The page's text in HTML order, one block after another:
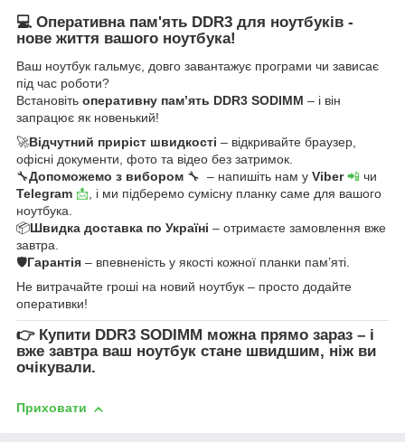
💻 Оперативна пам'ять DDR3 для ноутбуків -
нове життя вашого ноутбука!
Ваш ноутбук гальмує, довго завантажує програми чи зависає
під час роботи?
Встановіть оперативну пам’ять DDR3 SODIMM – і він
запрацює як новенький!
🚀Відчутний приріст швидкості – відкривайте браузер,
офісні документи, фото та відео без затримок.
🔧Допоможемо з вибором 🔧 – напишіть нам у Viber📲 чи
Telegram 📩 , і ми підберемо сумісну планку саме для вашого
ноутбука.
📦Швидка доставка по Україні – отримаєте замовлення вже
завтра.
🛡Гарантія – впевненість у якості кожної планки пам’яті.
Не витрачайте гроші на новий ноутбук – просто додайте
оперативки!
👉 Купити DDR3 SODIMM можна прямо зараз – і
вже завтра ваш ноутбук стане швидшим, ніж ви
очікували.
Приховати